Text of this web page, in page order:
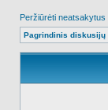
Peržiūrėti neatsakytus
Pagrindinis diskusijų